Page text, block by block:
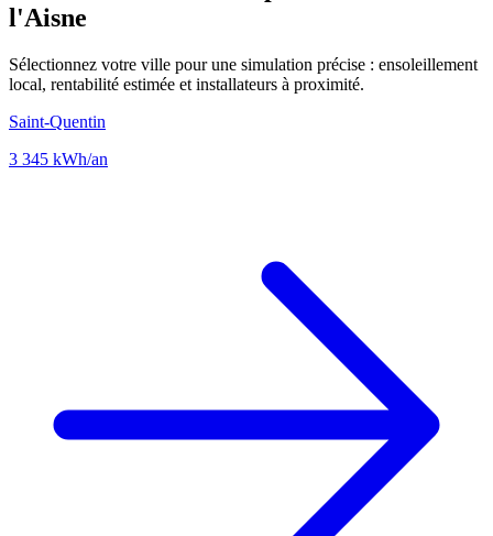
l'Aisne
Sélectionnez votre ville pour une simulation précise : ensoleillement
local, rentabilité estimée et installateurs à proximité.
Saint-Quentin
3 345 kWh/an